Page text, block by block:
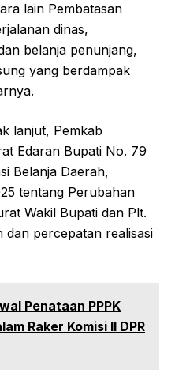
lain Pembatasan
dinas,
belanja penunjang,
yang berdampak
lanjut, Pemkab
Edaran Bupati No. 79
Belanja Daerah,
tentang Perubahan
Wakil Bupati dan Plt.
dan percepatan realisasi
Penataan PPPK
Raker Komisi II DPR